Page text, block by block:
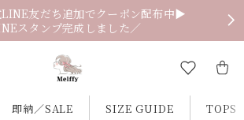
LINE友だち追加でクーポン配布中▶
スタンプ完成しました／
即納／SALE SIZE GUIDE TOPS